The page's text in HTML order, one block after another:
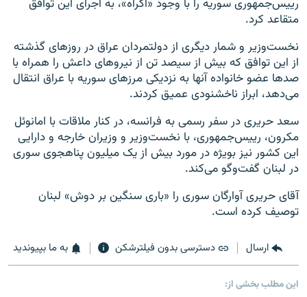
رییس‌جمهوری سوریه را با وجود «اکراه»، به اجرای این توافق
متقاعد کرد.
نخست‌وزیر و شمار دیگری از دولتمردان عراق در روزهای گذشته
از این توافق که بیش از سیصد تن از نیروهای داعش را همراه با
صدها عضو خانواده آنها به نزدیکی مرزهای سوریه با عراق انتقال
می‌دهد، ابراز ناخشنودی عمیق کردند.
سعد حریری در سفر رسمی به فرانسه، در کنار ملاقات با امانوئل
مکرون، رییس‌جمهوری، با نخست‌وزیر و وزیران خارجه و دارایی
این کشور نیز بویژه در مورد بیش از یک میلیون پناهجوی سوری
در لبنان گفت‌وگو می‌کند.
آقای حریری آوارگان سوری را «باری سنگین بر دوش» لبنان
توصیف کرده است.
ارسال دسترسی بدون فیلترشکن به ما بپیوندید
این مطلب بخشی از: